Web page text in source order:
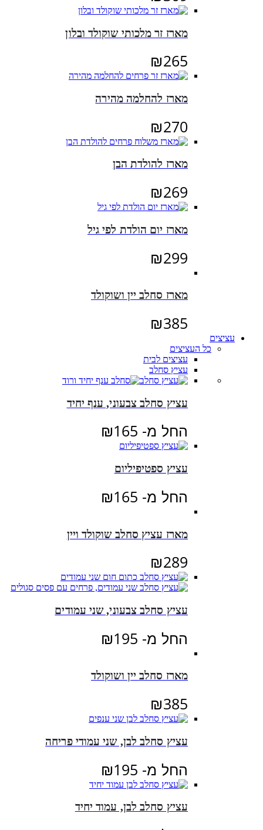
מארז זר מלכותי שוקולד ובלון
₪265
מארז להחלמה מהירה
₪270
מארז להולדת הבן
₪269
מארז יום הולדת לפי גיל
₪299
מארז סחלב יין ושוקולד
₪385
עציצים
כל העציצים
עציצים לבית
עציץ סחלב
עציץ סחלב צבעוני, ענף יחיד
החל מ- ₪165
עציץ ספטיפיליום
החל מ- ₪165
מארז עציץ סחלב שוקולד ויין
₪289
עציץ סחלב צבעוני, שני עמודים
החל מ- ₪195
מארז סחלב יין ושוקולד
₪385
עציץ סחלב לבן, שני עמודי פריחה
החל מ- ₪195
עציץ סחלב לבן, עמוד יחיד